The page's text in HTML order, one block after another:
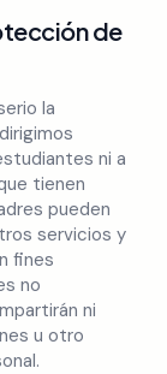
de
la
ni a
tienen
pueden
servicios y
fines
no
ni
u otro